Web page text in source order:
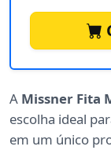
A Missner Fita
escolha ideal
em um único